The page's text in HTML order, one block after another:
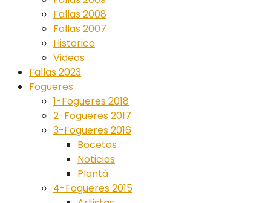
Fallas 2008
Fallas 2007
Historico
Videos
Fallas 2023
Fogueres
1-Fogueres 2018
2-Fogueres 2017
3-Fogueres 2016
Bocetos
Noticias
Plantà
4-Fogueres 2015